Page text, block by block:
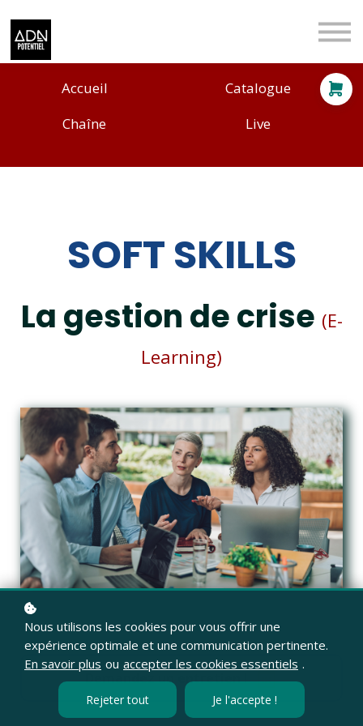
Se connecter
Accueil
Catalogue
Chaîne
Live
SOFT SKILLS
La gestion de crise (E-
Learning)
Demandez un entretien !
Nous utilisons les cookies pour vous offrir une
expérience optimale et une communication pertinente.
En savoir plus ou accepter les cookies essentiels .
Rejeter tout Je l'accepte !